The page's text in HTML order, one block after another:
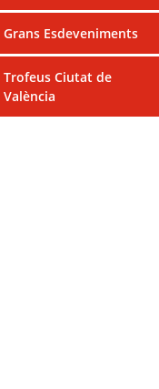
Grans Esdeveniments
Trofeus Ciutat de
València